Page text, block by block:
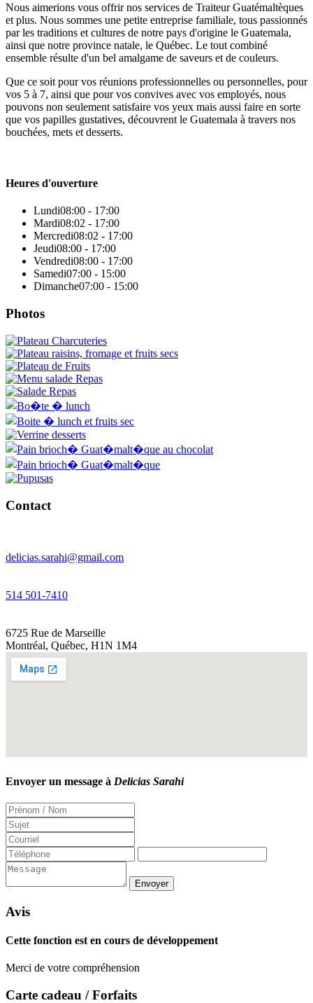
Nous aimerions vous offrir nos services de Traiteur Guatémaltèques
et plus. Nous sommes une petite entreprise familiale, tous passionnés
par les traditions et cultures de notre pays d'origine le Guatemala,
ainsi que notre province natale, le Québec. Le tout combiné
ensemble résulte d'un bel amalgame de saveurs et de couleurs.
Que ce soit pour vos réunions professionnelles ou personnelles, pour
vos 5 à 7, ainsi que pour vos convives avec vos employés, nous
pouvons non seulement satisfaire vos yeux mais aussi faire en sorte
que vos papilles gustatives, découvrent le Guatemala à travers nos
bouchées, mets et desserts.
Heures d'ouverture
Lundi08:00 - 17:00
Mardi08:02 - 17:00
Mercredi08:02 - 17:00
Jeudi08:00 - 17:00
Vendredi08:00 - 17:00
Samedi07:00 - 15:00
Dimanche07:00 - 15:00
Photos
Contact
delicias.sarahi@gmail.com
514 501-7410
6725 Rue de Marseille
Montréal, Québec, H1N 1M4
Envoyer un message à Delicias Sarahi
Avis
Cette fonction est en cours de développement
Merci de votre compréhension
Carte cadeau / Forfaits